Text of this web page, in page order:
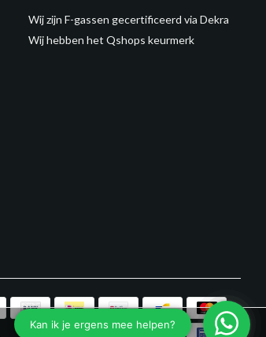
Wij zijn F-gassen gecertificeerd via Dekra
Wij hebben het Qshops keurmerk